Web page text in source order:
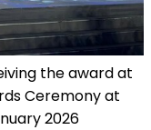
the award at
Ceremony at
2026